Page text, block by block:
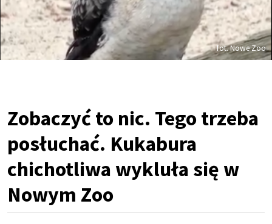
fot. Nowe Zoo
Zobaczyć to nic. Tego trzeba
posłuchać. Kukabura
chichotliwa wykluła się w
Nowym Zoo